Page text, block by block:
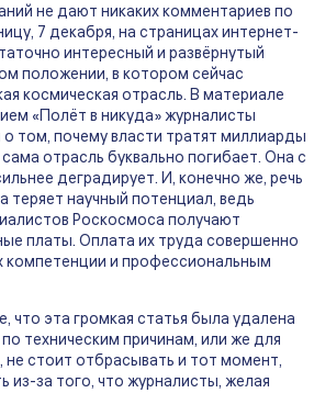
не дают никаких комментариев по
7 декабря, на страницах интернет-
интересный и развёрнутый
положении, в котором сейчас
космическая отрасль. В материале
«Полёт в никуда» журналисты
том, почему власти тратят миллиарды
отрасль буквально погибает. Она с
деградирует. И, конечно же, речь
теряет научный потенциал, ведь
Роскосмоса получают
платы. Оплата их труда совершенно
компетенции и профессиональным
что эта громкая статья была удалена
техническим причинам, или же для
не стоит отбрасывать и тот момент,
из-за того, что журналисты, желая